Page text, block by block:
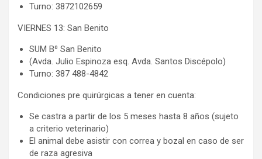
Turno: 3872102659
VIERNES 13: San Benito
SUM B⁰ San Benito
(Avda. Julio Espinoza esq. Avda. Santos Discépolo)
Turno: 387 488-4842
Condiciones pre quirúrgicas a tener en cuenta:
Se castra a partir de los 5 meses hasta 8 años (sujeto
a criterio veterinario)
El animal debe asistir con correa y bozal en caso de ser
de raza agresiva